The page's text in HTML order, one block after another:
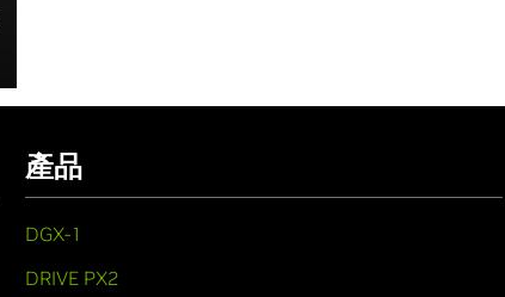
產品
DGX-1
DRIVE PX2